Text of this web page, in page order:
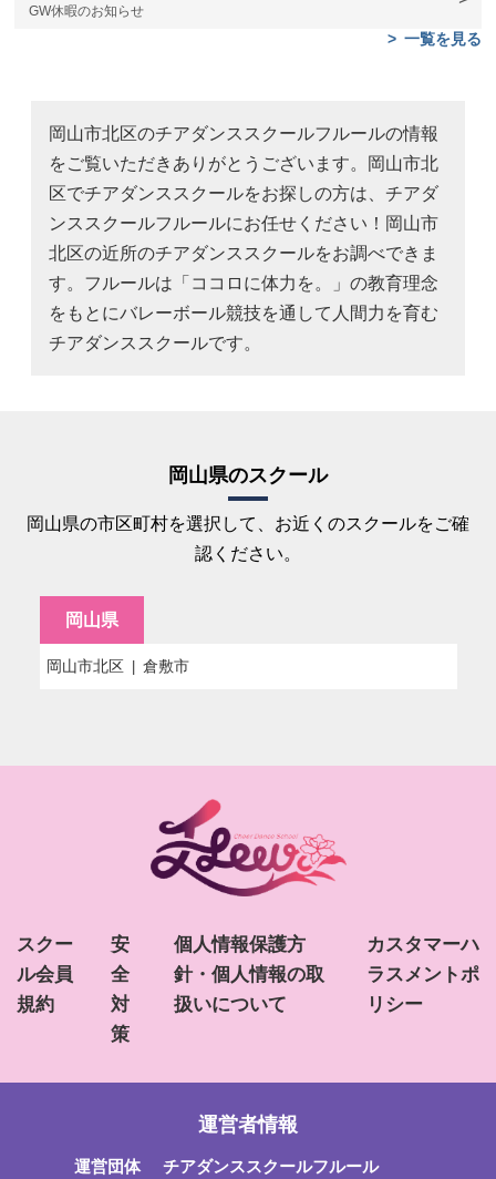
GW休暇のお知らせ
一覧を見る
岡山市北区のチアダンススクールフルールの情報
をご覧いただきありがとうございます。岡山市北
区でチアダンススクールをお探しの方は、チアダ
ンススクールフルールにお任せください！岡山市
北区の近所のチアダンススクールをお調べできま
す。フルールは「ココロに体力を。」の教育理念
をもとにバレーボール競技を通して人間力を育む
チアダンススクールです。
岡山県のスクール
岡山県の市区町村を選択して、お近くのスクールをご確
認ください。
岡山県
岡山市北区 倉敷市
スクー
ル会員
規約
安
全
対
策
個人情報保護方
針・個人情報の取
扱いについて
カスタマーハ
ラスメントポ
リシー
運営者情報
運営団体 チアダンススクールフルール